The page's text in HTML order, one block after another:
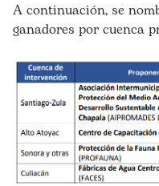
A continuación, se
ganadores por cuenca